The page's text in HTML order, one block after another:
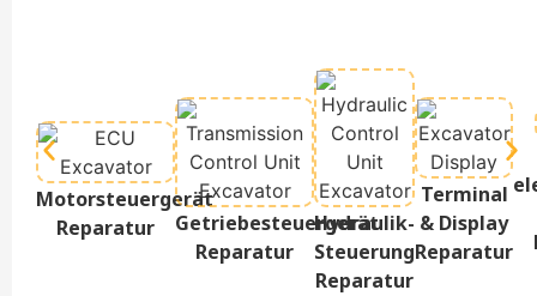
Motorsteuergerät
Reparatur
Getriebesteuergerät
Reparatur
Hydraulik-
Steuerung
Reparatur
Terminal
& Display
Reparatur